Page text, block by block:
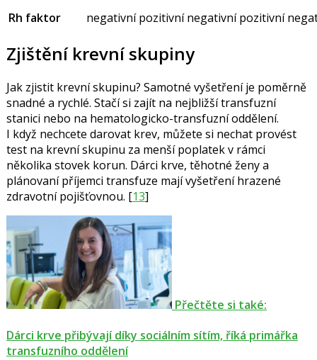
Rh faktor
negativní pozitivní negativní pozitivní
Zjištění krevní skupiny
Jak zjistit krevní skupinu? Samotné vyšetření je poměrně
snadné a rychlé. Stačí si zajít na nejbližší transfuzní
stanici nebo na hematologicko-transfuzní oddělení.
I když nechcete darovat krev, můžete si nechat provést
test na krevní skupinu za menší poplatek v rámci
několika stovek korun. Dárci krve, těhotné ženy a
plánovaní příjemci transfuze mají vyšetření hrazené
zdravotní pojišťovnou. [13]
Přečtěte si také:
Dárci krve přibývají díky sociálním sítím, říká primářka
transfuzního oddělení